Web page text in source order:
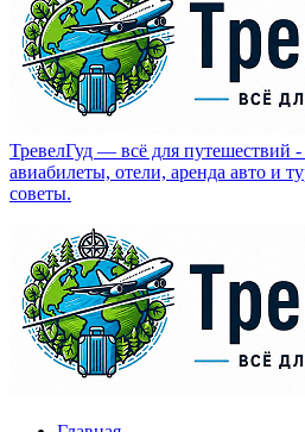
ТревелГуд — всё для путешествий -
авиабилеты, отели, аренда авто и
советы.